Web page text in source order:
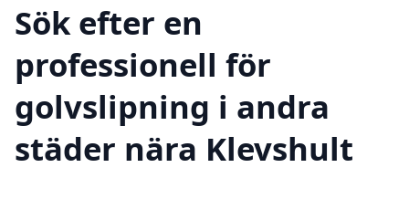
Sök efter en
professionell för
golvslipning i andra
städer nära Klevshult